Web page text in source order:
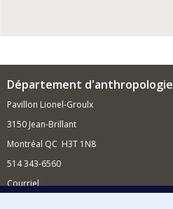
Département d'anthropologie
Pavillon Lionel-Groulx
3150 Jean-Brillant
Montréal QC H3T 1N8
514 343-6560
Courriel